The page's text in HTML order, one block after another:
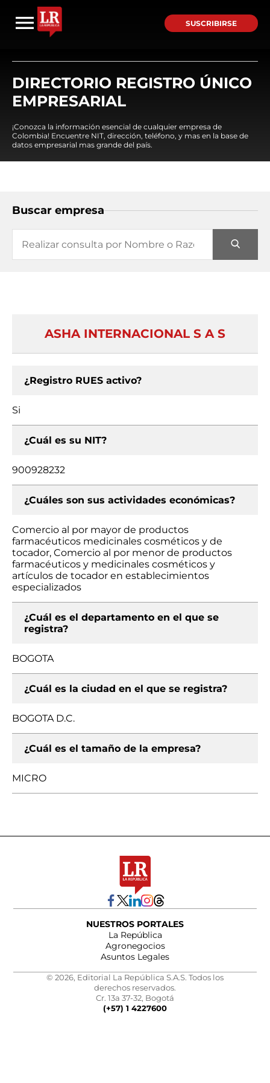
SUSCRIBIRSE
DIRECTORIO REGISTRO ÚNICO
EMPRESARIAL
¡Conozca la información esencial de cualquier empresa de
Colombia! Encuentre NIT, dirección, teléfono, y mas en la base de
datos empresarial mas grande del país.
Buscar empresa
ASHA INTERNACIONAL S A S
¿Registro RUES activo?
Si
¿Cuál es su NIT?
900928232
¿Cuáles son sus actividades económicas?
Comercio al por mayor de productos
farmacéuticos medicinales cosméticos y de
tocador, Comercio al por menor de productos
farmacéuticos y medicinales cosméticos y
artículos de tocador en establecimientos
especializados
¿Cuál es el departamento en el que se
registra?
BOGOTA
¿Cuál es la ciudad en el que se registra?
BOGOTA D.C.
¿Cuál es el tamaño de la empresa?
MICRO
NUESTROS PORTALES
La República
Agronegocios
Asuntos Legales
© 2026, Editorial La República S.A.S. Todos los
derechos reservados.
Cr. 13a 37-32, Bogotá
(+57) 1 4227600